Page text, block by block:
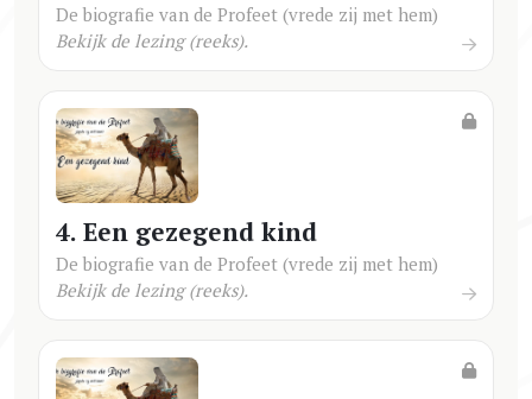
De biografie van de Profeet (vrede zij met hem)
Bekijk de lezing (reeks).
4. Een gezegend kind
De biografie van de Profeet (vrede zij met hem)
Bekijk de lezing (reeks).